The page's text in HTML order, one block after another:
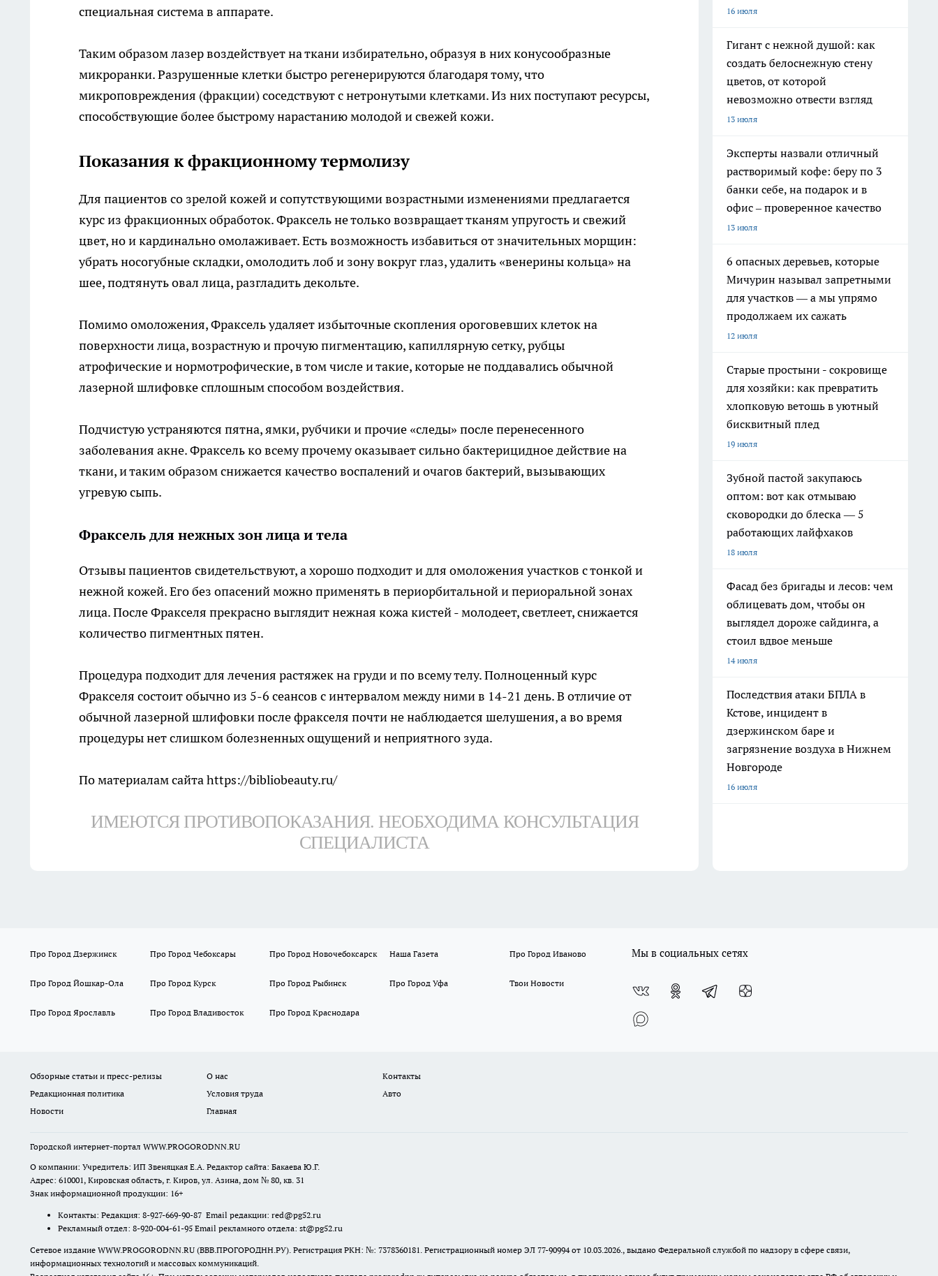
специальная система в аппарате.
Таким образом лазер воздействует на ткани избирательно, образуя в них конусообразные
микроранки. Разрушенные клетки быстро регенерируются благодаря тому, что
микроповреждения (фракции) соседствуют с нетронутыми клетками. Из них поступают ресурсы,
способствующие более быстрому нарастанию молодой и свежей кожи.
Показания к фракционному термолизу
Для пациентов со зрелой кожей и сопутствующими возрастными изменениями предлагается
курс из фракционных обработок. Фраксель не только возвращает тканям упругость и свежий
цвет, но и кардинально омолаживает. Есть возможность избавиться от значительных морщин:
убрать носогубные складки, омолодить лоб и зону вокруг глаз, удалить «венерины кольца» на
шее, подтянуть овал лица, разгладить декольте.
Помимо омоложения, Фраксель удаляет избыточные скопления ороговевших клеток на
поверхности лица, возрастную и прочую пигментацию, капиллярную сетку, рубцы
атрофические и нормотрофические, в том числе и такие, которые не поддавались обычной
лазерной шлифовке сплошным способом воздействия.
Подчистую устраняются пятна, ямки, рубчики и прочие «следы» после перенесенного
заболевания акне. Фраксель ко всему прочему оказывает сильно бактерицидное действие на
ткани, и таким образом снижается качество воспалений и очагов бактерий, вызывающих
угревую сыпь.
Фраксель для нежных зон лица и тела
Отзывы пациентов свидетельствуют, а хорошо подходит и для омоложения участков с тонкой и
нежной кожей. Его без опасений можно применять в периорбитальной и периоральной зонах
лица. После Фракселя прекрасно выглядит нежная кожа кистей - молодеет, светлеет, снижается
количество пигментных пятен.
Процедура подходит для лечения растяжек на груди и по всему телу. Полноценный курс
Фракселя состоит обычно из 5-6 сеансов с интервалом между ними в 14-21 день. В отличие от
обычной лазерной шлифовки после фракселя почти не наблюдается шелушения, а во время
процедуры нет слишком болезненных ощущений и неприятного зуда.
По материалам сайтаhttps://bibliobeauty.ru/
ИМЕЮТСЯ ПРОТИВОПОКАЗАНИЯ. НЕОБХОДИМА КОНСУЛЬТАЦИЯ
СПЕЦИАЛИСТА
16 июля
Гигант с нежной душой: как
создать белоснежную стену
цветов, от которой
невозможно отвести взгляд
13 июля
Эксперты назвали отличный
растворимый кофе: беру по 3
банки себе, на подарок и в
офис – проверенное качество
13 июля
6 опасных деревьев, которые
Мичурин называл запретными
для участков — а мы упрямо
продолжаем их сажать
12 июля
Старые простыни - сокровище
для хозяйки: как превратить
хлопковую ветошь в уютный
бисквитный плед
19 июля
Зубной пастой закупаюсь
оптом: вот как отмываю
сковородки до блеска — 5
работающих лайфхаков
18 июля
Фасад без бригады и лесов: чем
облицевать дом, чтобы он
выглядел дороже сайдинга, а
стоил вдвое меньше
14 июля
Последствия атаки БПЛА в
Кстове, инцидент в
дзержинском баре и
загрязнение воздуха в Нижнем
Новгороде
16 июля
Про Город Дзержинск Про Город Чебоксары Про Город Новочебоксарск Наша Газета Про Город Иваново
Про Город Йошкар-Ола Про Город Курск Про Город Рыбинск Про Город Уфа Твои Новости
Про Город Ярославль Про Город Владивосток Про Город Краснодара
Мы в социальных сетях
Обзорные статьи и пресс-релизы О нас
Контакты
Редакционная политика
Условия труда
Авто
Новости
Главная
Городской интернет-портал WWW.PROGORODNN.RU
О компании: Учредитель: ИП Звеняцкая Е.А. Редактор сайта: Бакаева Ю.Г.
Адрес: 610001, Кировская область, г. Киров, ул. Азина, дом № 80, кв. 31
Знак информационной продукции: 16+
Контакты: Редакция: 8-927-669-90-87 Email редакции: red@pg52.ru
Рекламный отдел: 8-920-004-61-95 Email рекламного отдела: st@pg52.ru
Сетевое издание WWW.PROGORODNN.RU (ВВВ.ПРОГОРОДНН.РУ). Регистрация РКН: №: 7378360181. Регистрационный номер ЭЛ 77-90994 от 10.03.2026., выдано Федеральной службой по надзору в сфере связи,
информационных технологий и массовых коммуникаций.